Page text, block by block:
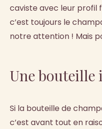
caviste avec leur profil
c’est toujours le
notre attention ! Mais
Une bouteille
Si la bouteille de
c’est avant tout en